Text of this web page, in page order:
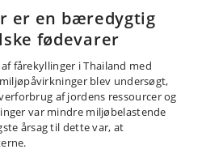
er en bæredygtig
fødevarer
fårekyllinger i Thailand med
blev undersøgt,
af jordens ressourcer og
var mindre miljøbelastende
årsag til dette var, at